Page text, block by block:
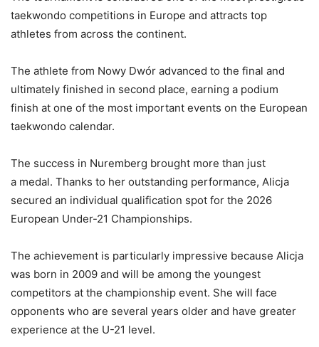
taekwondo competitions in Europe and attracts top
athletes from across the continent.
The athlete from Nowy Dwór advanced to the final and
ultimately finished in second place, earning a podium
finish at one of the most important events on the European
taekwondo calendar.
The success in Nuremberg brought more than just
a medal. Thanks to her outstanding performance, Alicja
secured an individual qualification spot for the 2026
European Under-21 Championships.
The achievement is particularly impressive because Alicja
was born in 2009 and will be among the youngest
competitors at the championship event. She will face
opponents who are several years older and have greater
experience at the U-21 level.